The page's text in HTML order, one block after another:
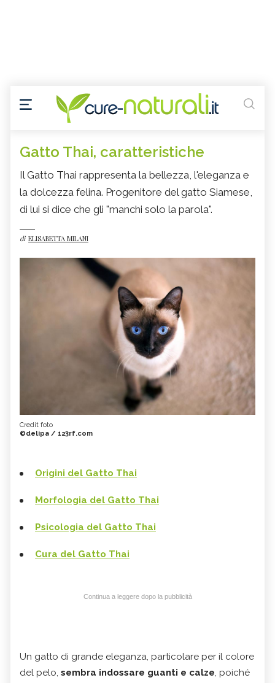
Gatto Thai, caratteristiche
Il Gatto Thai rappresenta la bellezza, l'eleganza e
la dolcezza felina. Progenitore del gatto Siamese,
di lui si dice che gli "manchi solo la parola".
di ELISABETTA MILANI
Credit foto
©delipa / 123rf.com
Origini del Gatto Thai
Morfologia del Gatto Thai
Psicologia del Gatto Thai
Cura del Gatto Thai
Continua a leggere dopo la pubblicità
Un gatto di grande eleganza, particolare per il colore
del pelo, sembra indossare guanti e calze, poiché